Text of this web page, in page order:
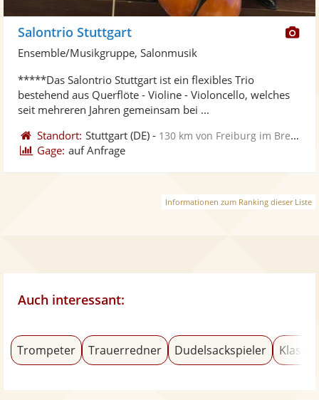
Salontrio Stuttgart
Ensemble/Musikgruppe, Salonmusik
*****Das Salontrio Stuttgart ist ein flexibles Trio
bestehend aus Querflöte - Violine - Violoncello, welches
seit mehreren Jahren gemeinsam bei ...
Standort: Stuttgart (DE) - 130 km von Freiburg im Breisgau
Gage: auf Anfrage
Informationen zum Ranking dieser Liste
Auch interessant:
Trompeter Trauerredner Dudelsackspieler